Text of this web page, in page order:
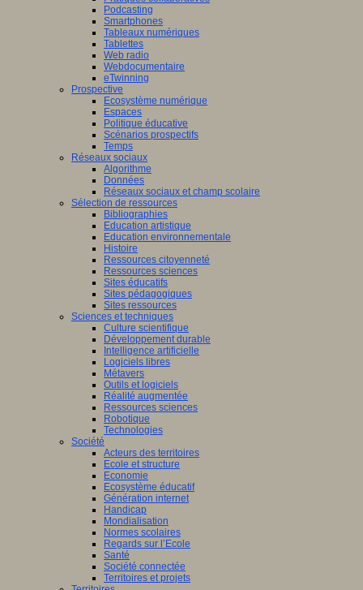
Podcasting
Smartphones
Tableaux numériques
Tablettes
Web radio
Webdocumentaire
eTwinning
Prospective
Ecosystème numérique
Espaces
Politique éducative
Scénarios prospectifs
Temps
Réseaux sociaux
Algorithme
Données
Réseaux sociaux et champ scolaire
Sélection de ressources
Bibliographies
Education artistique
Education environnementale
Histoire
Ressources citoyenneté
Ressources sciences
Sites éducatifs
Sites pédagogiques
Sites ressources
Sciences et techniques
Culture scientifique
Développement durable
Intelligence artificielle
Logiciels libres
Métavers
Outils et logiciels
Réalité augmentée
Ressources sciences
Robotique
Technologies
Société
Acteurs des territoires
Ecole et structure
Economie
Ecosystème éducatif
Génération internet
Handicap
Mondialisation
Normes scolaires
Regards sur l’Ecole
Santé
Société connectée
Territoires et projets